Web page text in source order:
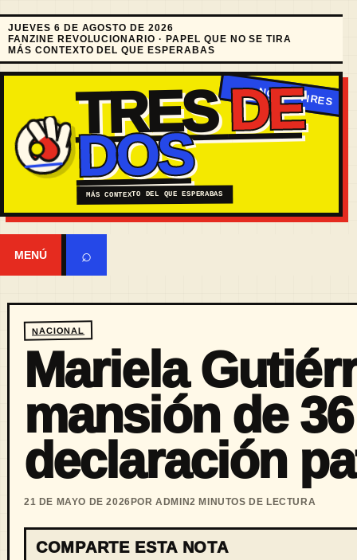
JUEVES 6 DE AGOSTO DE 2026
FANZINE REVOLUCIONARIO · PAPEL QUE NO SE TIRA
MÁS CONTEXTO DEL QUE ESPERABAS
TRESDE
DOS
MÁS CONTEXTO DEL QUE ESPERABAS
MENÚ ⌕
NACIONAL
Mariela
mansión de
declaración
21 DE MAYO DE 2026 POR ADMIN2 MINUTOS DE LECTURA
COMPARTE ESTA NOTA